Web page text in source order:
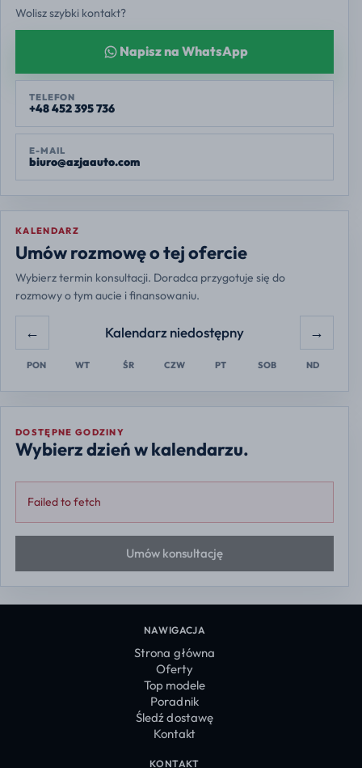
Wolisz szybki kontakt?
Napisz na WhatsApp
TELEFON
+48 452 395 736
E-MAIL
biuro@azjaauto.com
KALENDARZ
Umów rozmowę o tej ofercie
Wybierz termin konsultacji. Doradca przygotuje się do
rozmowy o tym aucie i finansowaniu.
Europe/Warsaw
← Kalendarz niedostępny →
PON WT ŚR CZW PT SOB ND
DOSTĘPNE GODZINY
Wybierz dzień w kalendarzu.
Failed to fetch
Umów konsultację
NAWIGACJA
Strona główna
Oferty
Top modele
Poradnik
Śledź dostawę
Kontakt
KONTAKT